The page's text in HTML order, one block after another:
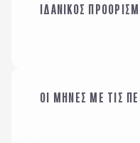
ΙΔΑΝΙΚΟΣ
ΜΕ ΤΗΝ ΠΑΡΕΑ
ΟΙ ΜΗΝΕΣ ΜΕ ΤΙΣ
ΙΑΝΟΥΑΡΙΟΣ